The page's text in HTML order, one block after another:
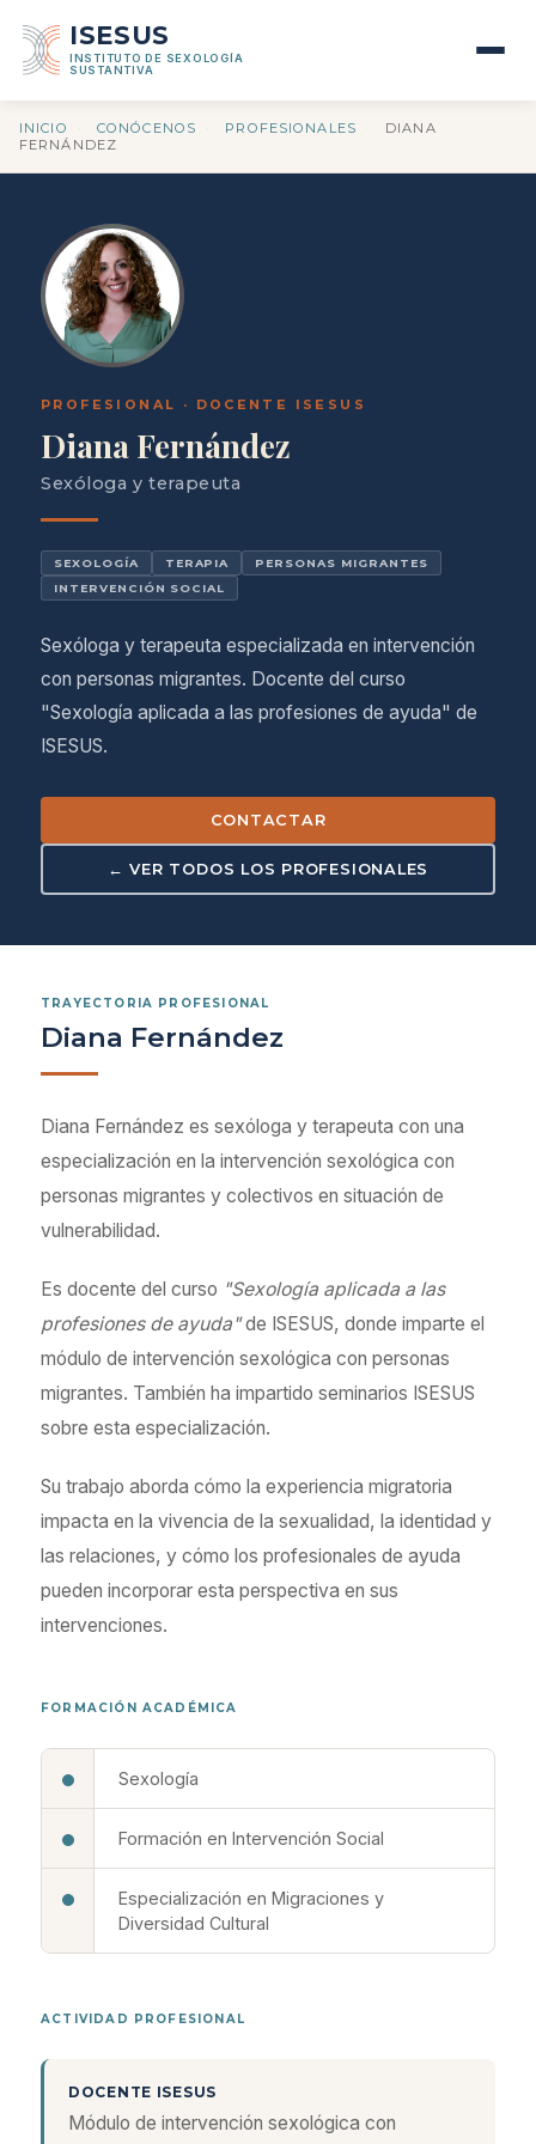
ISESUS
INSTITUTO DE SEXOLOGÍA
SUSTANTIVA
INICIO CONÓCENOS PROFESIONALES
DIANA
FERNÁNDEZ
PROFESIONAL · DOCENTE ISESUS
Diana Fernández
Sexóloga y terapeuta
SEXOLOGÍA TERAPIA
PERSONAS MIGRANTES
INTERVENCIÓN SOCIAL
Sexóloga y terapeuta especializada en intervención
con personas migrantes. Docente del curso
"Sexología aplicada a las profesiones de ayuda" de
ISESUS.
CONTACTAR
← VER TODOS LOS PROFESIONALES
TRAYECTORIA PROFESIONAL
Diana Fernández
Diana Fernández es sexóloga y terapeuta con una
especialización en la intervención sexológica con
personas migrantes y colectivos en situación de
vulnerabilidad.
Es docente del curso "Sexología aplicada a las
profesiones de ayuda"de ISESUS, donde imparte el
módulo de intervención sexológica con personas
migrantes. También ha impartido seminarios ISESUS
sobre esta especialización.
Su trabajo aborda cómo la experiencia migratoria
impacta en la vivencia de la sexualidad, la identidad y
las relaciones, y cómo los profesionales de ayuda
pueden incorporar esta perspectiva en sus
intervenciones.
FORMACIÓN ACADÉMICA
Sexología
Formación en Intervención Social
Especialización en Migraciones y
Diversidad Cultural
ACTIVIDAD PROFESIONAL
DOCENTE ISESUS
Módulo de intervención sexológica con